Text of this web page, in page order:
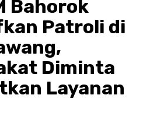
Bahorok
Patroli di
Diminta
Layanan